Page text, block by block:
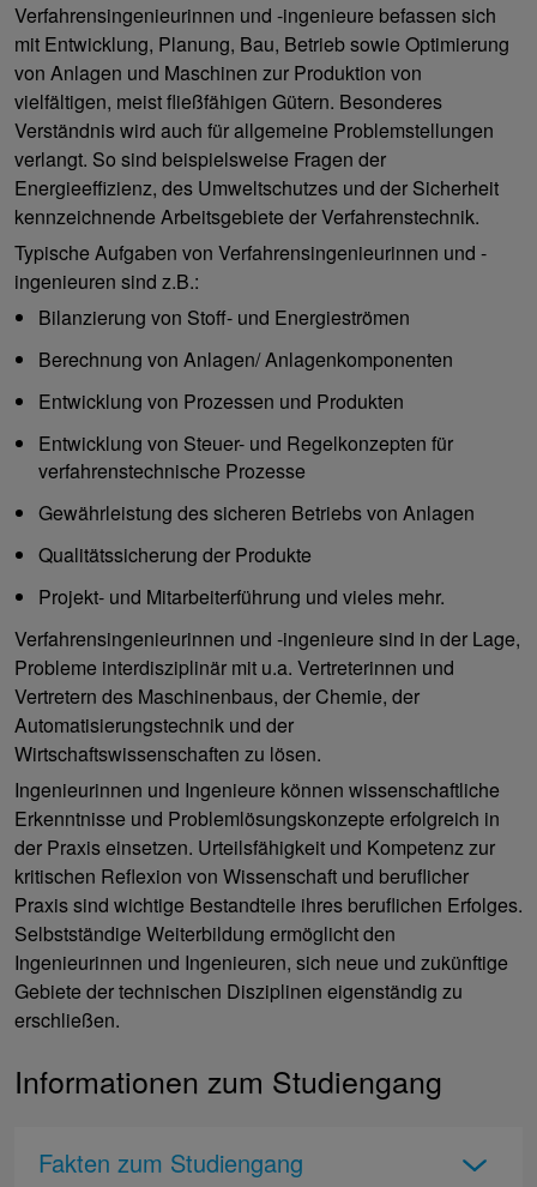
Verfahrensingenieurinnen und -ingenieure befassen sich
mit Entwicklung, Planung, Bau, Betrieb sowie Optimierung
von Anlagen und Maschinen zur Produktion von
vielfältigen, meist fließfähigen Gütern. Besonderes
Verständnis wird auch für allgemeine Problemstellungen
verlangt. So sind beispielsweise Fragen der
Energieeffizienz, des Umweltschutzes und der Sicherheit
kennzeichnende Arbeitsgebiete der Verfahrenstechnik.
Typische Aufgaben von Verfahrensingenieurinnen und -
ingenieuren sind z.B.:
Bilanzierung von Stoff- und Energieströmen
Berechnung von Anlagen/ Anlagenkomponenten
Entwicklung von Prozessen und Produkten
Entwicklung von Steuer- und Regelkonzepten für
verfahrenstechnische Prozesse
Gewährleistung des sicheren Betriebs von Anlagen
Qualitätssicherung der Produkte
Projekt- und Mitarbeiterführung und vieles mehr.
Verfahrensingenieurinnen und -ingenieure sind in der Lage,
Probleme interdisziplinär mit u.a. Vertreterinnen und
Vertretern des Maschinenbaus, der Chemie, der
Automatisierungstechnik und der
Wirtschaftswissenschaften zu lösen.
Ingenieurinnen und Ingenieure können wissenschaftliche
Erkenntnisse und Problemlösungskonzepte erfolgreich in
der Praxis einsetzen. Urteilsfähigkeit und Kompetenz zur
kritischen Reflexion von Wissenschaft und beruflicher
Praxis sind wichtige Bestandteile ihres beruflichen Erfolges.
Selbstständige Weiterbildung ermöglicht den
Ingenieurinnen und Ingenieuren, sich neue und zukünftige
Gebiete der technischen Disziplinen eigenständig zu
erschließen.
Informationen zum Studiengang
Fakten zum Studiengang